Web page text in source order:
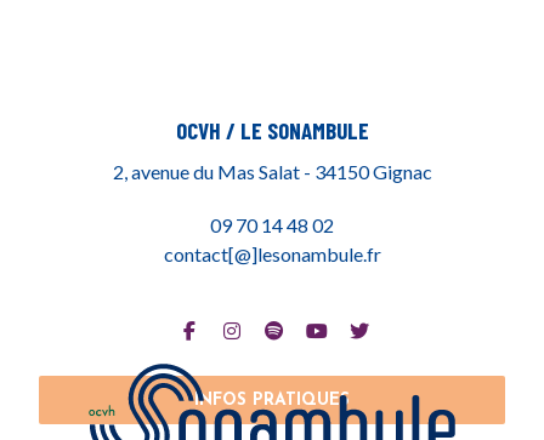
OCVH / LE SONAMBULE
2, avenue du Mas Salat - 34150 Gignac
09 70 14 48 02
contact[@]lesonambule.fr
INFOS PRATIQUES